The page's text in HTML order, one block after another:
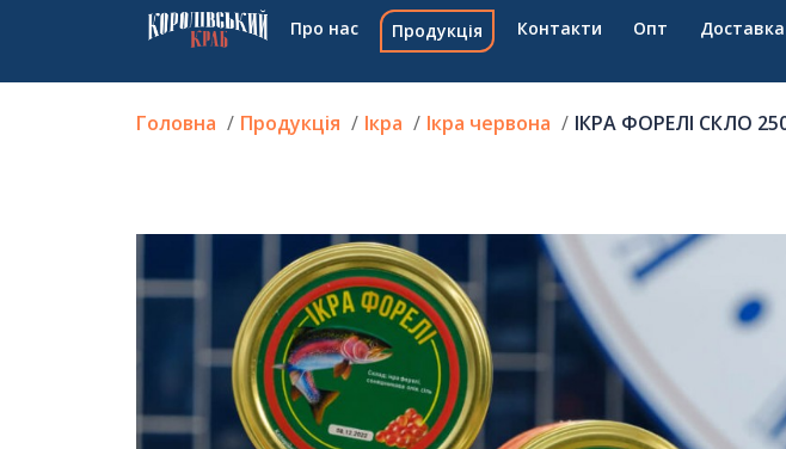
Про нас Продукція Контакти Опт
Головна Продукція Ікра Ікра червона ІКРА ФОРЕЛІ СКЛО